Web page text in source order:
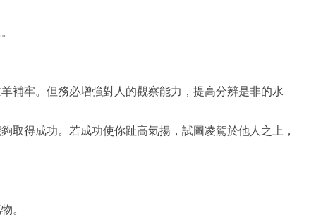
補牢。但務必增強對人的觀察能力，提高分辨是非的水
取得成功。若成功使你趾高氣揚，試圖凌駕於他人之上，
。